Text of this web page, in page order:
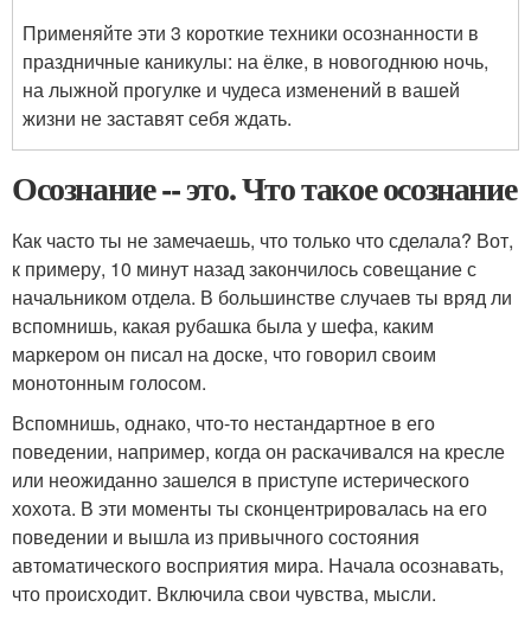
Применяйте эти 3 короткие техники осознанности в
праздничные каникулы: на ёлке, в новогоднюю ночь,
на лыжной прогулке и чудеса изменений в вашей
жизни не заставят себя ждать.
Осознание -- это. Что такое осознание
Как часто ты не замечаешь, что только что сделала? Вот,
к примеру, 10 минут назад закончилось совещание с
начальником отдела. В большинстве случаев ты вряд ли
вспомнишь, какая рубашка была у шефа, каким
маркером он писал на доске, что говорил своим
монотонным голосом.
Вспомнишь, однако, что-то нестандартное в его
поведении, например, когда он раскачивался на кресле
или неожиданно зашелся в приступе истерического
хохота. В эти моменты ты сконцентрировалась на его
поведении и вышла из привычного состояния
автоматического восприятия мира. Начала осознавать,
что происходит. Включила свои чувства, мысли.